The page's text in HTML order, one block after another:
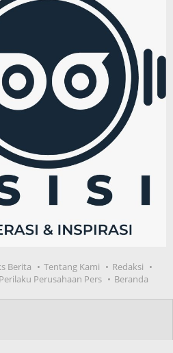
Berita Tentang Kami
Redaksi
Perusahaan Pers Beranda